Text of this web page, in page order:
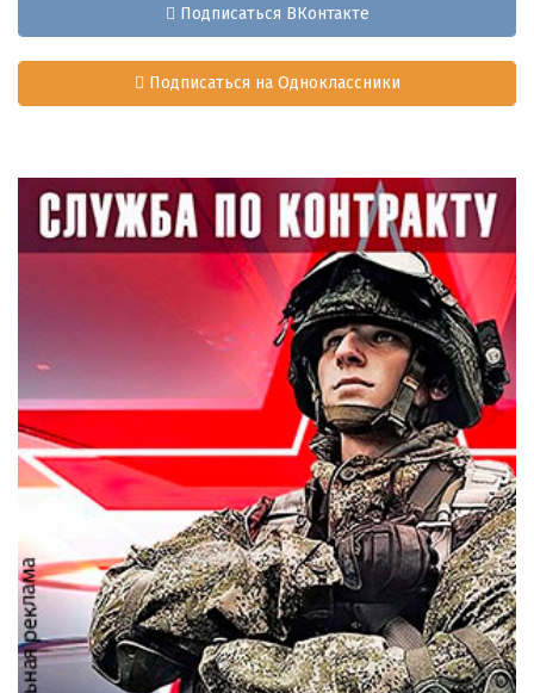
Подписаться ВКонтакте
Подписаться на Одноклассники